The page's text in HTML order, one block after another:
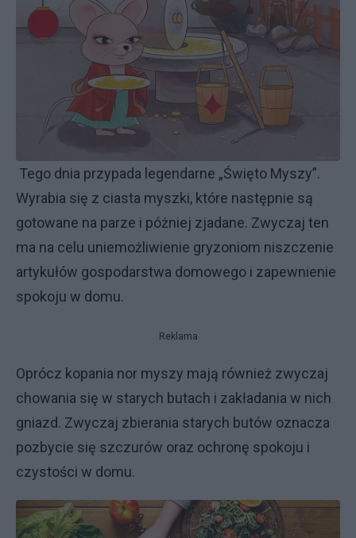
Tego dnia przypada legendarne „Święto Myszy”.
Wyrabia się z ciasta myszki, które następnie są
gotowane na parze i póżniej zjadane. Zwyczaj ten
ma na celu uniemożliwienie gryzoniom niszczenie
artykułów gospodarstwa domowego i zapewnienie
spokoju w domu.
Reklama
Oprócz kopania nor myszy mają również zwyczaj
chowania się w starych butach i zakładania w nich
gniazd. Zwyczaj zbierania starych butów oznacza
pozbycie się szczurów oraz ochronę spokoju i
czystości w domu.